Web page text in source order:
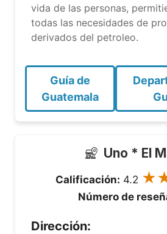
vida de las personas,
todas las necesidades de
derivados del petroleo.
Guía de
Guatemala
Uno * El
Calificación: 4.2
Número de
Dirección: